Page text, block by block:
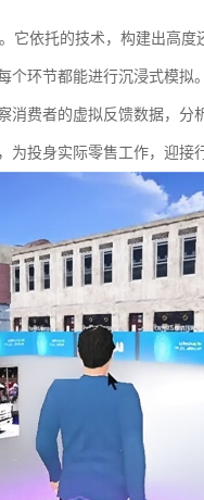
它依托的技术，构建出高
环节都能进行沉浸式模拟
费者的虚拟反馈数据，分
投身实际零售工作，迎接